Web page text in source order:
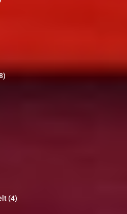
(4)